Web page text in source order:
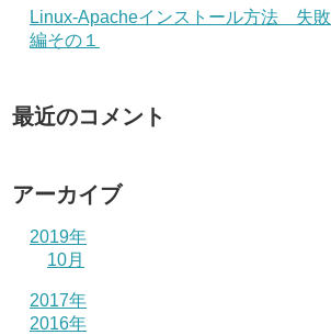
Linux-Apacheインストール方法 失敗
編その１
最近のコメント
アーカイブ
2019年
10月
2017年
2016年